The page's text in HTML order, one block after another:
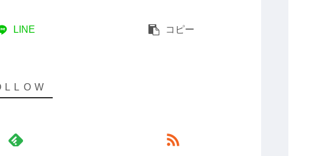
LINE コピー